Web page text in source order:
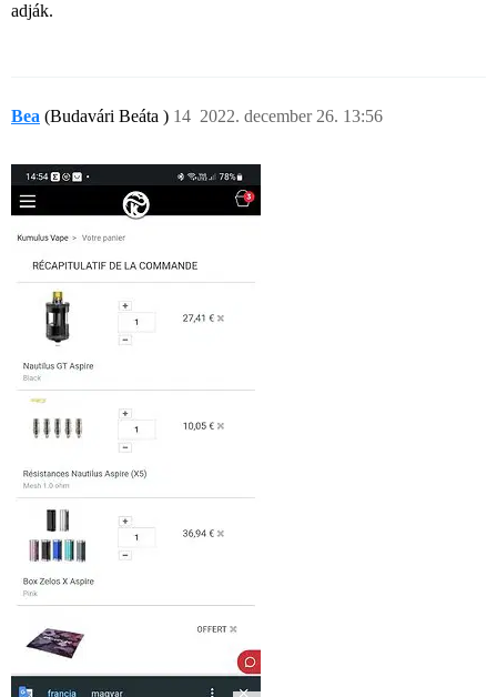
adják.
Bea (Budavári Beáta ) 2022. december 26. 13:56
14